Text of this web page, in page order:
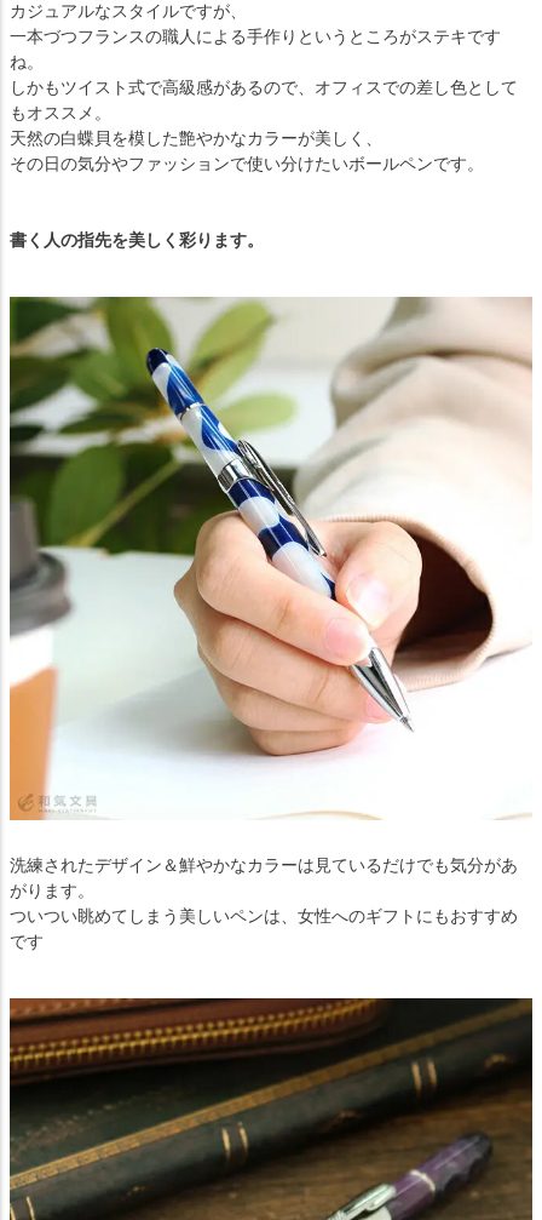
カジュアルなスタイルですが、
一本づつフランスの職人による手作りというところがステキです
ね。
しかもツイスト式で高級感があるので、オフィスでの差し色として
もオススメ。
天然の白蝶貝を模した艶やかなカラーが美しく、
その日の気分やファッションで使い分けたいボールペンです。
書く人の指先を美しく彩ります。
洗練されたデザイン＆鮮やかなカラーは見ているだけでも気分があ
がります。
ついつい眺めてしまう美しいペンは、女性へのギフトにもおすすめ
です